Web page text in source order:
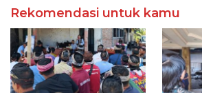
Rekomendasi untuk kamu